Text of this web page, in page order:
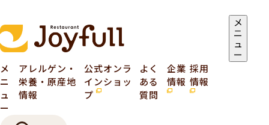
メ
ニ
ュ
ー
メ
ニ
ュ
ー
アレルゲン・
栄養・原産地
情報
公式オンラ
インショッ
プ
よく
ある
質問
企業
情報
採用
情報